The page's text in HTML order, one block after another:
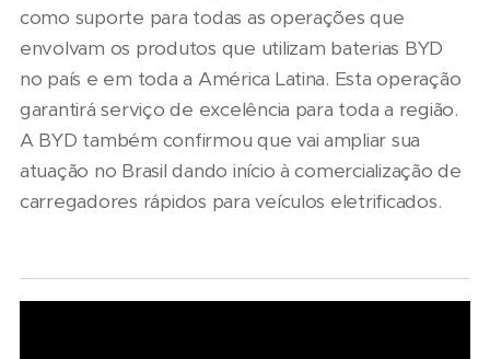
como suporte para todas as operações que
envolvam os produtos que utilizam baterias BYD
no país e em toda a América Latina. Esta operação
garantirá serviço de excelência para toda a região.
A BYD também confirmou que vai ampliar sua
atuação no Brasil dando início à comercialização de
carregadores rápidos para veículos eletrificados.